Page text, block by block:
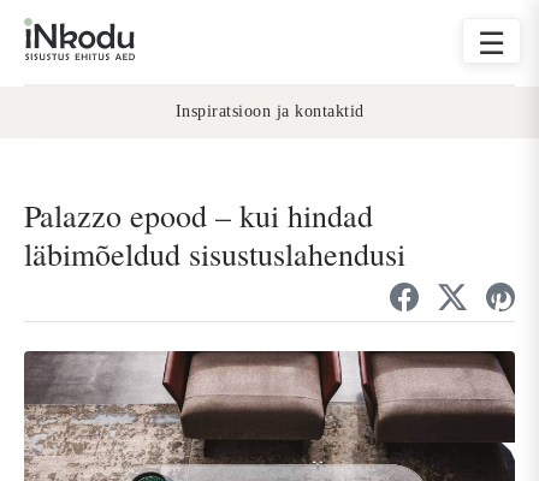
☰
Inspiratsioon ja kontaktid
Palazzo epood – kui hindad
läbimõeldud sisustuslahendusi